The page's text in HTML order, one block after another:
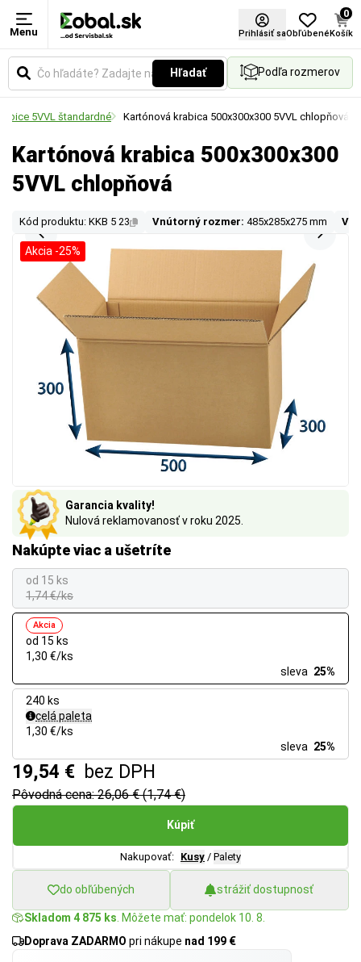
Menu Prihlásiť saObľúbené
0
Košík
Hľadať Podľa rozmerov
5VVL štandardné Kartónová krabica 500x300x300 5VVL chlopňová
Kartónová krabica 500x300x300
5VVL chlopňová
Kód produktu: KKB 5 23 Vnútorný rozmer: 485x285x275 mm
Nakúpte viac a ušetríte
od 15 ks
1,74 €/ks
od 15 ks
Akcia
1,30 €/ks
sleva 25%
240 ks
celá paleta
1,30 €/ks
sleva 25%
19,54 € bez DPH
Pôvodná cena: 26,06 € (1,74 €)
Kúpiť
Nakupovať: Kusy / Palety
do obľúbených strážiť dostupnosť
Skladom 4 875 ks . Môžete mať: pondelok 10. 8.
Doprava ZADARMO pri nákupe nad 199 €
Akcia -25%
Garancia kvality!
Nulová reklamovanosť v roku 2025.